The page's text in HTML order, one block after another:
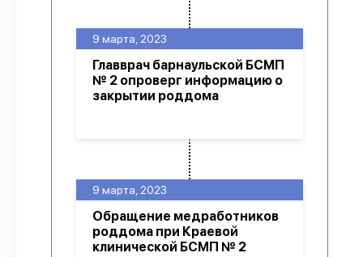
9 марта, 2023
Обращение медработников
роддома при Краевой
клинической БСМП № 2
9 марта, 2023
Главврач барнаульской БСМП
№ 2 опроверг информацию о
закрытии роддома